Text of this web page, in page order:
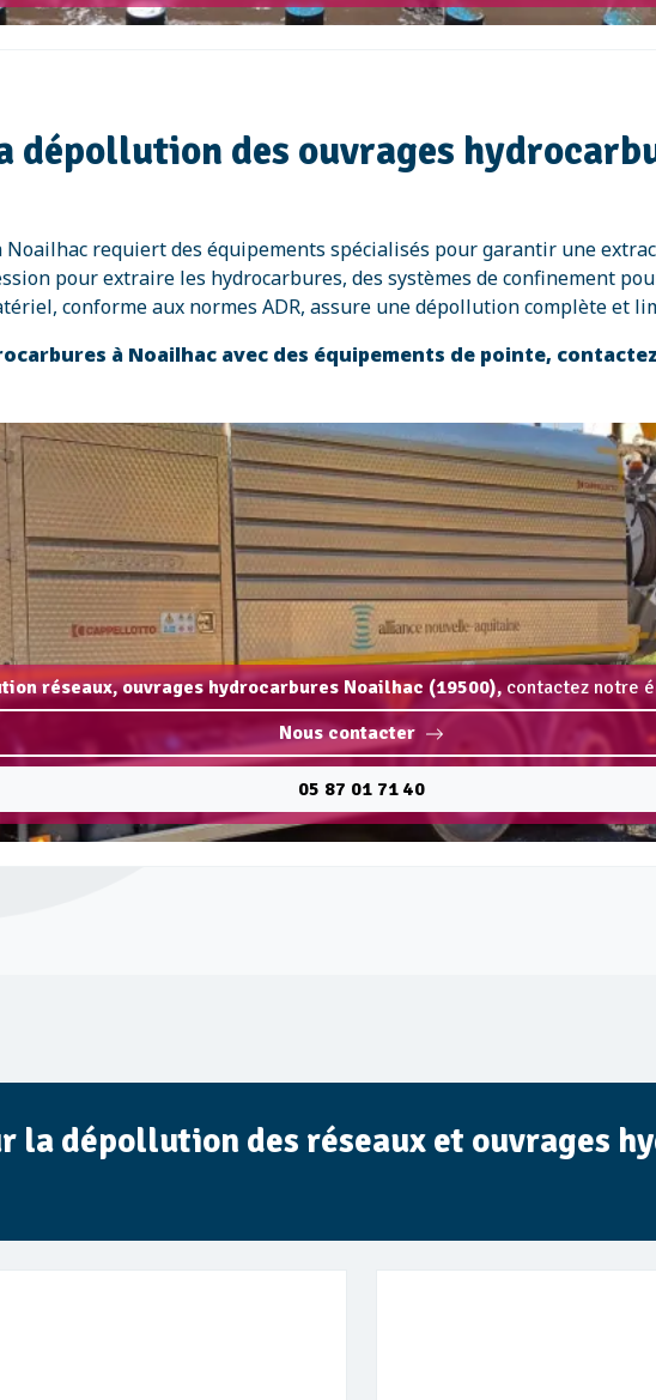
dépollution des ouvrages
requiert des équipements spécialisés pour garantir une
pour extraire les hydrocarbures, des systèmes de confinement
conforme aux normes ADR, assure une dépollution complète et
à Noailhac avec des équipements de pointe,
réseaux, ouvrages hydrocarbures Noailhac (19500), contactez notre
Nous contacter
05 87 01 71 40
la dépollution des réseaux et ouvrages